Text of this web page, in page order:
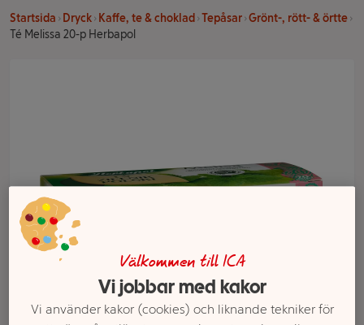
Startsida Dryck Kaffe, te & choklad Tepåsar Grönt-, rött- & örtte
Té Melissa 20-p Herbapol
Välkommen till ICA
Vi jobbar med kakor
Vi använder kakor (cookies) och liknande tekniker för